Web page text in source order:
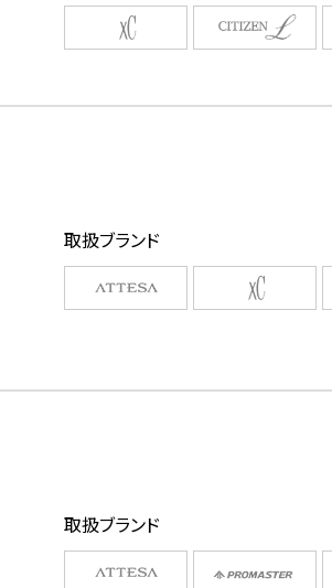
取扱ブランド
取扱ブランド